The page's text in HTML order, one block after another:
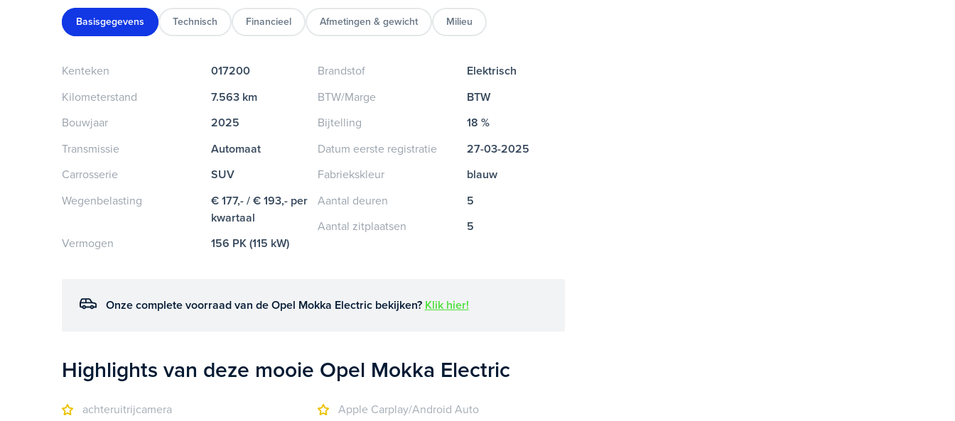
Basisgegevens Technisch Financieel Afmetingen & gewicht Milieu
Kenteken
017200
Kilometerstand
7.563 km
Bouwjaar
2025
Transmissie
Automaat
Carrosserie
SUV
Wegenbelasting
€ 177,- / € 193,- per
kwartaal
Vermogen
156 PK (115 kW)
Brandstof
Elektrisch
BTW/Marge
BTW
Bijtelling
18 %
Datum eerste registratie
27-03-2025
Fabriekskleur
blauw
Aantal deuren
5
Aantal zitplaatsen
5
Onze complete voorraad van de Opel Mokka Electric bekijken? Klik hier!
Highlights van deze mooie Opel Mokka Electric
achteruitrijcamera
Apple Carplay/Android Auto